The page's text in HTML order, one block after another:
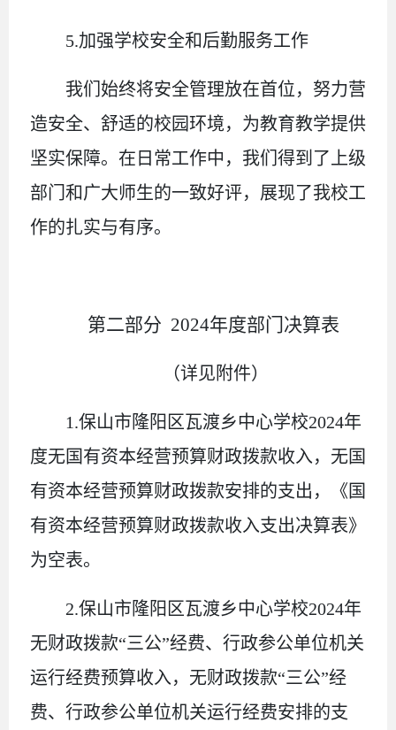
5.加强学校安全和后勤服务工作
我们始终将安全管理放在首位，努力营
造安全、舒适的校园环境，为教育教学提供
坚实保障。在日常工作中，我们得到了上级
部门和广大师生的一致好评，展现了我校工
作的扎实与有序。
第二部分 2024年度部门决算表
（详见附件）
1.保山市隆阳区瓦渡乡中心学校2024年
度无国有资本经营预算财政拨款收入，无国
有资本经营预算财政拨款安排的支出，《国
有资本经营预算财政拨款收入支出决算表》
为空表。
2.保山市隆阳区瓦渡乡中心学校2024年
无财政拨款“三公”经费、行政参公单位机关
运行经费预算收入，无财政拨款“三公”经
费、行政参公单位机关运行经费安排的支